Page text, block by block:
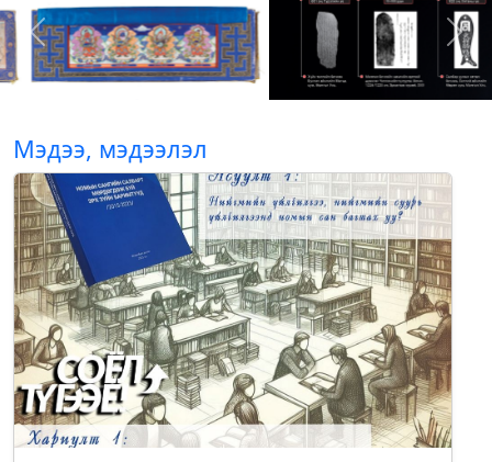
Previous Next
Мэдээ, мэдээлэл